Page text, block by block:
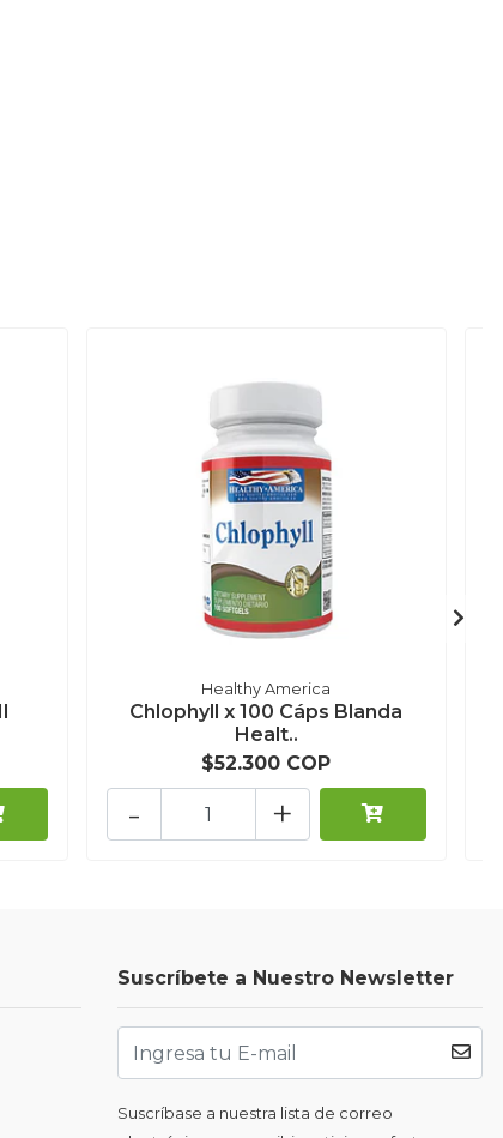
Healthy America
Chlophyll x 100 Cáps Blanda
Healt..
$52.300 COP
+
-
Suscríbete a Nuestro Newsletter
Suscríbase a nuestra lista de correo